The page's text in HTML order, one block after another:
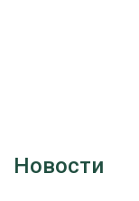
Новости